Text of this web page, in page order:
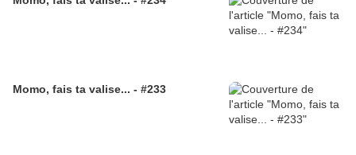
Momo, fais ta valise... - #233